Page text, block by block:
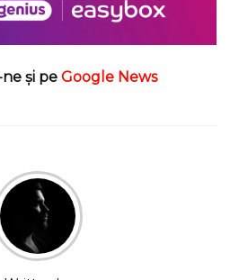
și pe Google News